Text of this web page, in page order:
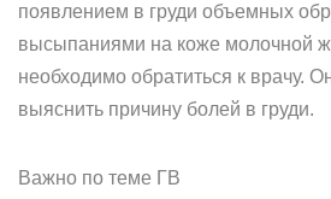
появлением в груди объемных
высыпаниями на коже молочной
необходимо обратиться к врачу.
выяснить причину болей в груди.
Важно по теме ГВ